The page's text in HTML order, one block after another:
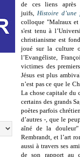
de ces liens
juifs, Histoire d’une
colloque "Malraux et
s'est tenu à
christianisme est
joué sur la culture
l’Evangéliste,
victimes des
Jésus est plus
n’est pas ce que le
La chose capitale du
certains des grands
poètes parfois
d’autres -, que le
aîné de la douleur"
Rembrandt, et l’art
aussi à travers ses
de son rapport au